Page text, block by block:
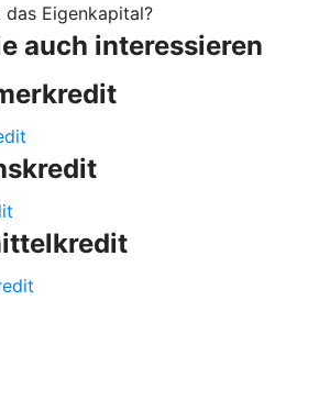
das Eigenkapital?
auch interessieren